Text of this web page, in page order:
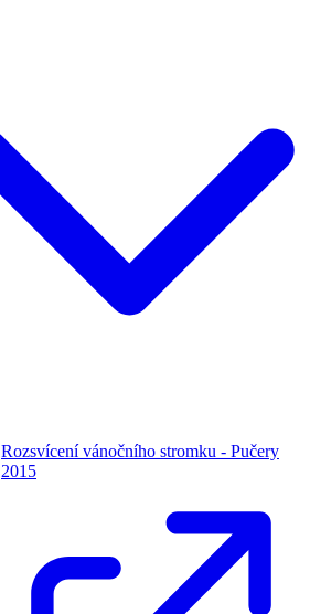
Rozsvícení vánočního stromku - Pučery
2015